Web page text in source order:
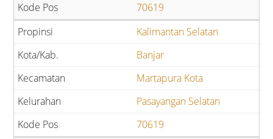
70619
Kalimantan Selatan
Banjar
Martapura Kota
Pasayangan Selatan
70619